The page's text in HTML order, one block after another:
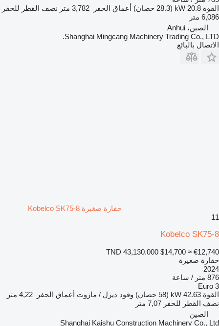
القوة 20.8 kW (28.3 حصان) أعماق الحفر 3,782 متر
نصف القطر للحفر
6,086 متر
الصين، Anhui
Shanghai Mingcang Machinery Trading Co., LTD.
الاتصال بالبائع
حفارة صغيرة Kobelco SK75-8
11
Kobelco SK75-8
TND 43,130.000 $14,700 ≈ €12,740
حفارة صغيرة
2024
876 متر / ساعة
Euro 3
القوة 42.63 kW (58 حصان) وقود ديزل / مازوت أعماق الحفر
4,22 متر
نصف القطر للحفر 7,07 متر
الصين
Shanghai Kaishu Construction Machinery Co., Ltd